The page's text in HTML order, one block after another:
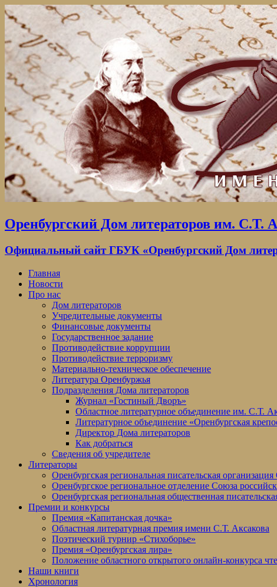
Оренбургский Дом литераторов им. С.Т.
Официальный сайт ГБУК «Оренбургский Дом
Главная
Новости
Про нас
Дом литераторов
Учредительные документы
Финансовые документы
Государственное задание
Противодействие коррупции
Противодействие терроризму
Материально-техническое обеспечение
Литература Оренбуржья
Подразделения Дома литераторов
Журнал «Гостиный Дворъ»
Областное литературное объединение им. С.Т.
Литературное объединение «Оренбургская
Директор Дома литераторов
Как добраться
Сведения об учредителе
Литераторы
Оренбургская региональная писательская
Оренбургское региональное отделение Союза
Оренбургская региональная общественная
Премии и конкурсы
Премия «Капитанская дочка»
Областная литературная премия имени С.Т. Аксакова
Поэтический турнир «Стихоборье»
Премия «Оренбургская лира»
Положение областного открытого онлайн-конкурса
Наши книги
Хронология